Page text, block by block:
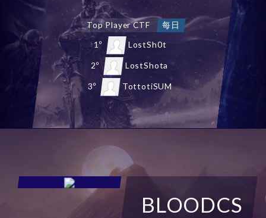
Top Chaos Castle 每日
1º NewStars
2º StHeaven
3º Gueds
BLOODCS